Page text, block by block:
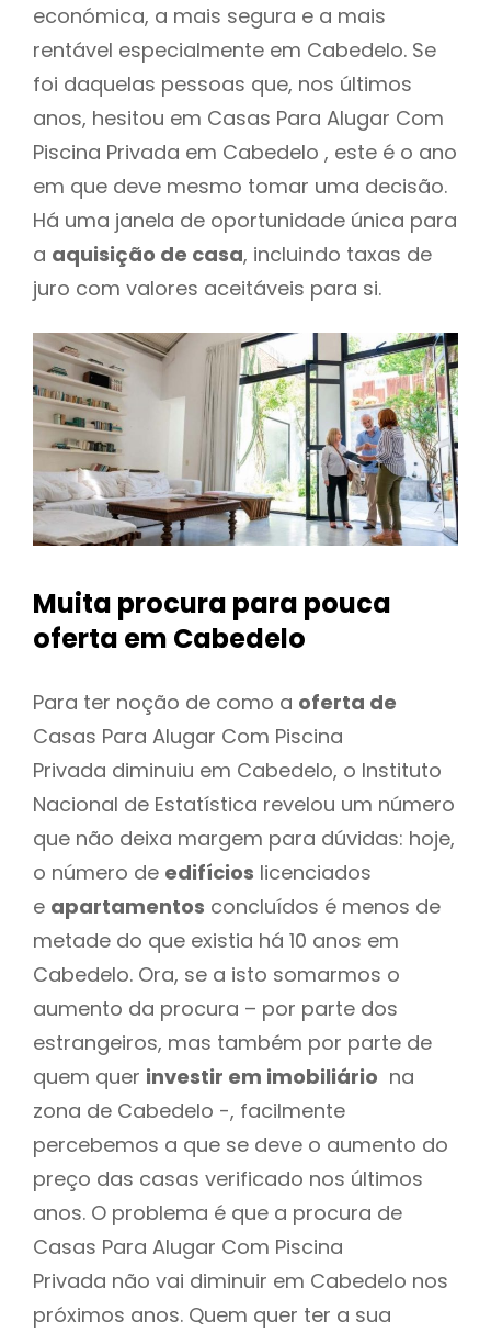
económica, a mais segura e a mais
rentável especialmente em Cabedelo. Se
foi daquelas pessoas que, nos últimos
anos, hesitou em Casas Para Alugar Com
Piscina Privada em Cabedelo , este é o ano
em que deve mesmo tomar uma decisão.
Há uma janela de oportunidade única para
a aquisição de casa, incluindo taxas de
juro com valores aceitáveis para si.
Muita procura para pouca
oferta em Cabedelo
Para ter noção de como a oferta de
Casas Para Alugar Com Piscina
Privada diminuiu em Cabedelo, o Instituto
Nacional de Estatística revelou um número
que não deixa margem para dúvidas: hoje,
o número de edifícios licenciados
e apartamentos concluídos é menos de
metade do que existia há 10 anos em
Cabedelo. Ora, se a isto somarmos o
aumento da procura – por parte dos
estrangeiros, mas também por parte de
quem quer investir em imobiliário na
zona de Cabedelo -, facilmente
percebemos a que se deve o aumento do
preço das casas verificado nos últimos
anos. O problema é que a procura de
Casas Para Alugar Com Piscina
Privada não vai diminuir em Cabedelo nos
próximos anos. Quem quer ter a sua